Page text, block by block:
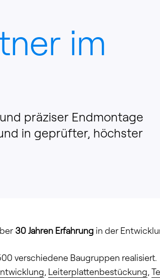
im
präziser Endmontage
in geprüfter, höchster
30 Jahren Erfahrung in der
verschiedene Baugruppen realisiert.
, Leiterplattenbestückung,